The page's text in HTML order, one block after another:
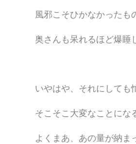
風邪こそひかなかったも
奥さんも呆れるほど爆睡
いやはや、それにしても
そこそこ大変なことにな
よくまあ、あの量が納ま